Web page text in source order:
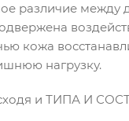
различие
кожа
нагрузку.
и ТИПА И